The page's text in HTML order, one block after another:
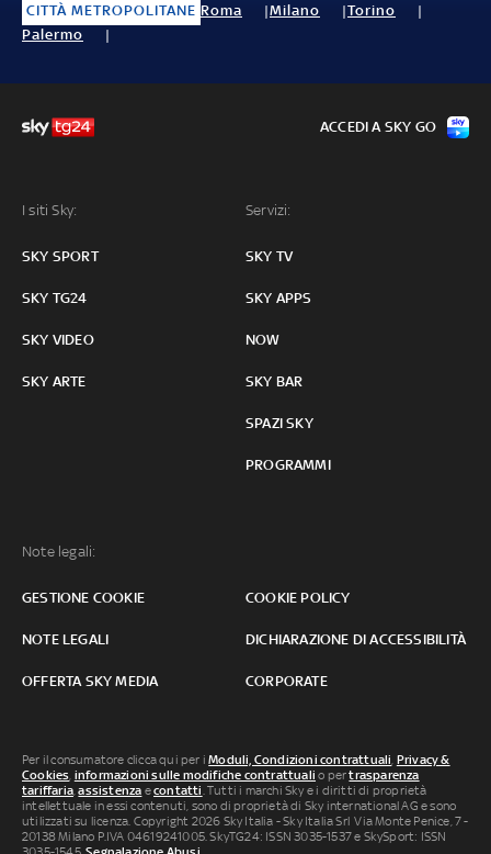
CITTÀ METROPOLITANE Roma Milano
Torino
Palermo
I siti Sky:
SKY SPORT
SKY TG24
SKY VIDEO
SKY ARTE
Servizi:
SKY TV
SKY APPS
NOW
SKY BAR
SPAZI SKY
PROGRAMMI
Note legali:
GESTIONE COOKIE COOKIE POLICY
NOTE LEGALI DICHIARAZIONE DI ACCESSIBILITÀ
OFFERTA SKY MEDIA CORPORATE
ACCEDI A SKY GO
Per il consumatore clicca qui per iModuli, Condizioni contrattuali, Privacy &
Cookies, informazioni sulle modifiche contrattuali o pertrasparenza
tariffaria,assistenza econtatti. Tutti i marchi Sky e i diritti di proprietà
intellettuale in essi contenuti, sono di proprietà di Sky international AG e sono
utilizzati su licenza. Copyright 2026 Sky Italia - Sky Italia Srl Via Monte Penice, 7 -
20138 Milano P.IVA 04619241005. SkyTG24: ISSN 3035-1537 e SkySport: ISSN